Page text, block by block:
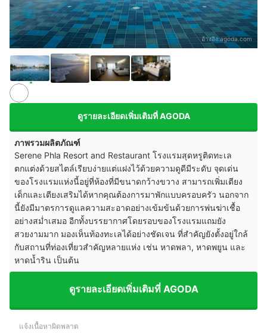
อ้างอิง:agoda.com
ดูรายละเอียดเพิ่มเติมที่ AGODA
ภาพรวมผลิตภัณฑ์
Serene Phla Resort and Restaurant โรงแรมสุดหรูติดทะเล
ตกแต่งด้วยสไตล์เรียบง่ายแต่แฝงไว้ด้วยความดูดีมีระดับ จุดเด่น
ของโรงแรมแห่งนี้อยู่ที่ห้องที่มีขนาดกว้างขวาง สามารถเพิ่มเตียง
เด็กและเตียงเสริมได้หากคุณต้องการมาพักแบบครอบครัว นอกจาก
นี้ยังมีมาตรการดูแลความสะอาดอย่างเข้มข้นด้วยการพ่นฆ่าเชื้อ
อย่างสม่ำเสมอ อีกทั้งบรรยากาศโดยรอบของโรงแรมแถมยัง
สวยงามมาก มองเห็นท้องทะเลได้อย่างชัดเจน ที่สำคัญยังตั้งอยู่ใกล้
กับสถานที่ท่องเที่ยวสำคัญหลายแห่ง เช่น หาดพลา, หาดพยูน และ
หาดน้ำริน เป็นต้น
ดูรายละเอียดเพิ่มเติมที่ AGODA
แจ้งเนื้อหาผิดพลาด